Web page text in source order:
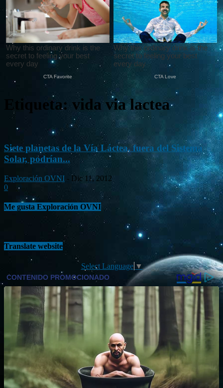
Etiqueta: vida via lactea
Siete planetas de la Vía Láctea, fuera del Sistema
Solar, podrían...
Exploración OVNI - Dic 11, 2012
0
Me gusta Exploración OVNI
Translate website
Select Language ▼